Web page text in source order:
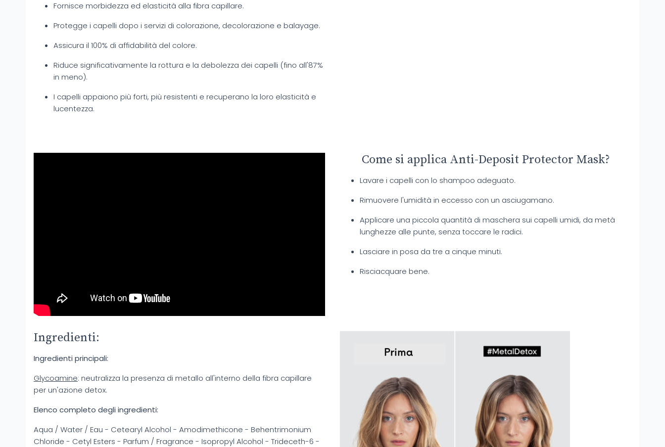
Fornisce morbidezza ed elasticità alla fibra capillare.
Protegge i capelli dopo i servizi di colorazione, decolorazione e balayage.
Assicura il 100% di affidabilità del colore.
Riduce significativamente la rottura e la debolezza dei capelli (fino all'87%
in meno).
I capelli appaiono più forti, più resistenti e recuperano la loro elasticità e
lucentezza.
Come si applica Anti-Deposit Protector Mask?
Lavare i capelli con lo shampoo adeguato.
Rimuovere l'umidità in eccesso con un asciugamano.
Applicare una piccola quantità di maschera sui capelli umidi, da metà
lunghezze alle punte, senza toccare le radici.
Lasciare in posa da tre a cinque minuti.
Risciacquare bene.
Ingredienti:
Ingredienti principali:
Glycoamine: neutralizza la presenza di metallo all'interno della fibra capillare
per un'azione detox.
Elenco completo degli ingredienti:
Aqua / Water / Eau - Cetearyl Alcohol - Amodimethicone - Behentrimonium
Chloride - Cetyl Esters - Parfum / Fragrance - Isopropyl Alcohol - Trideceth-6 -